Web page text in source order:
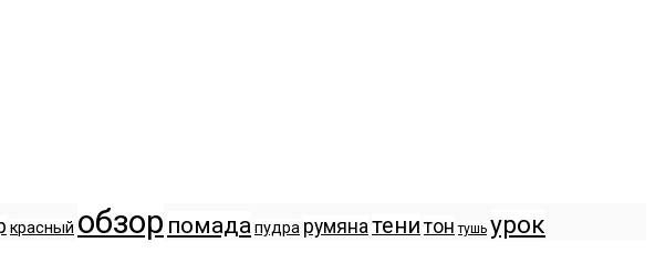
красный обзор помада пудра румяна тени тон тушь урок